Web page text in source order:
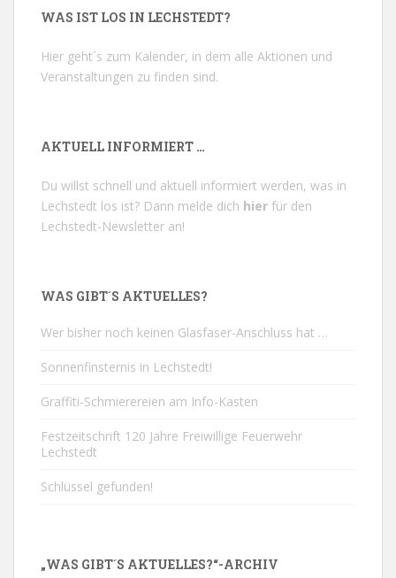
WAS IST LOS IN LECHSTEDT?
Hier geht´s zum Kalender, in dem alle Aktionen und
Veranstaltungen zu finden sind.
AKTUELL INFORMIERT …
Du willst schnell und aktuell informiert werden, was in
Lechstedt los ist? Dann melde dich hier für den
Lechstedt-Newsletter an!
WAS GIBT´S AKTUELLES?
Wer bisher noch keinen Glasfaser-Anschluss hat …
Sonnenfinsternis in Lechstedt!
Graffiti-Schmierereien am Info-Kasten
Festzeitschrift 120 Jahre Freiwillige Feuerwehr
Lechstedt
Schlüssel gefunden!
„WAS GIBT´S AKTUELLES?“-ARCHIV